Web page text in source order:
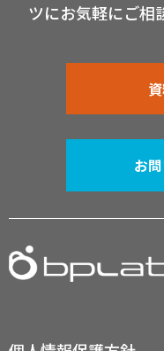
ツにお気軽にご相
お